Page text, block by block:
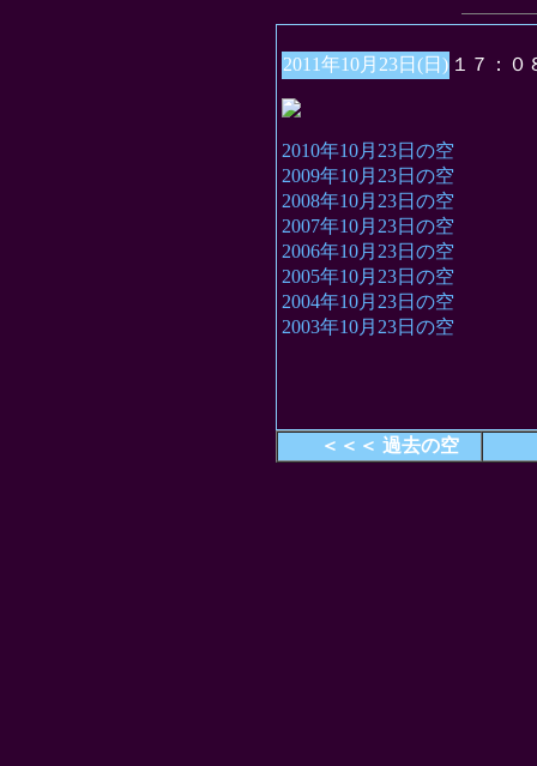
2011年10月23日(日) １７：０
2010年10月23日の空
2009年10月23日の空
2008年10月23日の空
2007年10月23日の空
2006年10月23日の空
2005年10月23日の空
2004年10月23日の空
2003年10月23日の空
＜＜＜ 過去の空